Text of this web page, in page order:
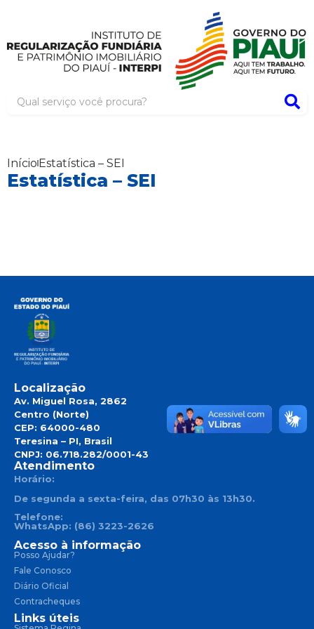
Início Estatística – SEI
Estatística – SEI
Localização
Av. Miguel Rosa, 2862
Centro (Norte)
CEP: 64000-480
Teresina – PI, Brasil
CNPJ: 06.718.282/0001-43
Atendimento
Horário:
De segunda a sexta-feira, das 07h30 às 13h30.
Telefone:
WhatsApp: (86) 3223-2626
Acesso à informação
Posso Ajudar?
Fale Conosco
Diário Oficial
Contracheques
Links úteis